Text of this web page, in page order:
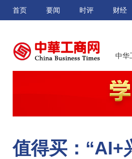
首页 要闻 时评 财经
中华
值得买：“AI+